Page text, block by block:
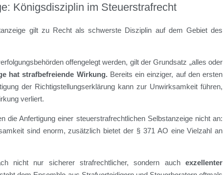
Königsdisziplin im Steuerstrafrecht
gilt zu Recht als schwerste Disziplin auf dem Gebiet des
offengelegt werden, gilt der Grundsatz „alles oder
hat strafbefreiende Wirkung.Bereits ein einziger, auf den ersten
der Richtigstellungserklärung kann zur Unwirksamkeit führen,
verliert.
die Anfertigung einer steuerstrafrechtlichen Selbstanzeige nicht an:
sind enorm, zusätzlich bietet der § 371 AO eine Vielzahl an
nicht nur sicherer strafrechtlicher, sondern auchexzellenter